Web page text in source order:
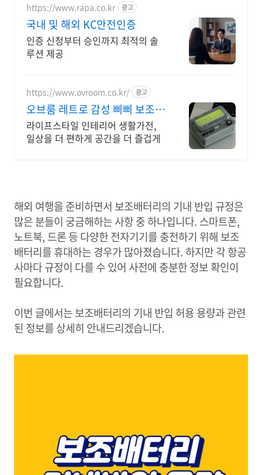
https://www.rapa.co.kr 광고
국내 및 해외 KC안전인증
인증 신청부터 승인까지 최적의 솔
루션 제공
https://www.ovroom.co.kr/ 광고
오브룸 레트로 감성 삐삐 보조배
터리
라이프스타일 인테리어 생활가전,
일상을 더 편하게 공간을 더 즐겁게
해외 여행을 준비하면서 보조배터리의 기내 반입 규정은
많은 분들이 궁금해하는 사항 중 하나입니다. 스마트폰,
노트북, 드론 등 다양한 전자기기를 충전하기 위해 보조
배터리를 휴대하는 경우가 많아졌습니다. 하지만 각 항공
사마다 규정이 다를 수 있어 사전에 충분한 정보 확인이
필요합니다.
이번 글에서는 보조배터리의 기내 반입 허용 용량과 관련
된 정보를 상세히 안내드리겠습니다.